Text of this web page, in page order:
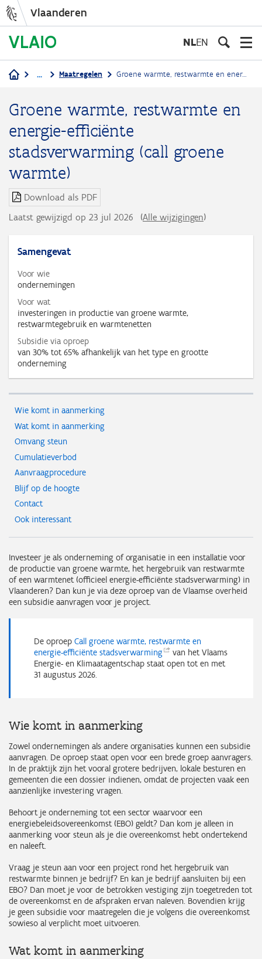
inhoud
Vlaanderen
NLEN
... Maatregelen Groene warmte, restwarmte en energie-efficiënte stadsverwarming (call groene warmte)
Groene warmte, restwarmte en
energie-efficiënte
stadsverwarming (call groene
warmte)
Download als PDF
Laatst gewijzigd op 23 jul 2026
(Alle wijzigingen)
Samengevat
Voor wie
ondernemingen
Voor wat
investeringen in productie van groene warmte,
restwarmtegebruik en warmtenetten
Subsidie via oproep
van 30% tot 65% afhankelijk van het type en grootte
onderneming
Wie komt in aanmerking
Wat komt in aanmerking
Omvang steun
Cumulatieverbod
Aanvraagprocedure
Blijf op de hoogte
Contact
Ook interessant
Investeer je als onderneming of organisatie in een installatie voor
de productie van groene warmte, het hergebruik van restwarmte
of een warmtenet (officieel energie-efficiënte stadsverwarming) in
Vlaanderen? Dan kun je via deze oproep van de Vlaamse overheid
een subsidie aanvragen voor je project.
De oproep Call groene warmte, restwarmte en
energie-efficiënte stadsverwarming
van het Vlaams
Energie- en Klimaatagentschap staat open tot en met
31 augustus 2026.
Wie komt in aanmerking
Zowel ondernemingen als andere organisaties kunnen een subsidie
aanvragen. De oproep staat open voor een brede groep aanvragers.
In de praktijk zijn het vooral grotere bedrijven, lokale besturen en
gemeenten die een dossier indienen, omdat de projecten vaak een
aanzienlijke investering vragen.
Behoort je onderneming tot een sector waarvoor een
energiebeleidsovereenkomst (EBO) geldt? Dan kom je alleen in
aanmerking voor steun als je die overeenkomst hebt ondertekend
en naleeft.
Vraag je steun aan voor een project rond het hergebruik van
restwarmte binnen je bedrijf? En kan je bedrijf aansluiten bij een
EBO? Dan moet je voor de betrokken vestiging zijn toegetreden tot
de overeenkomst en de afspraken ervan naleven. Bovendien krijg
je geen subsidie voor maatregelen die je volgens die overeenkomst
sowieso al verplicht moet uitvoeren.
Wat komt in aanmerking